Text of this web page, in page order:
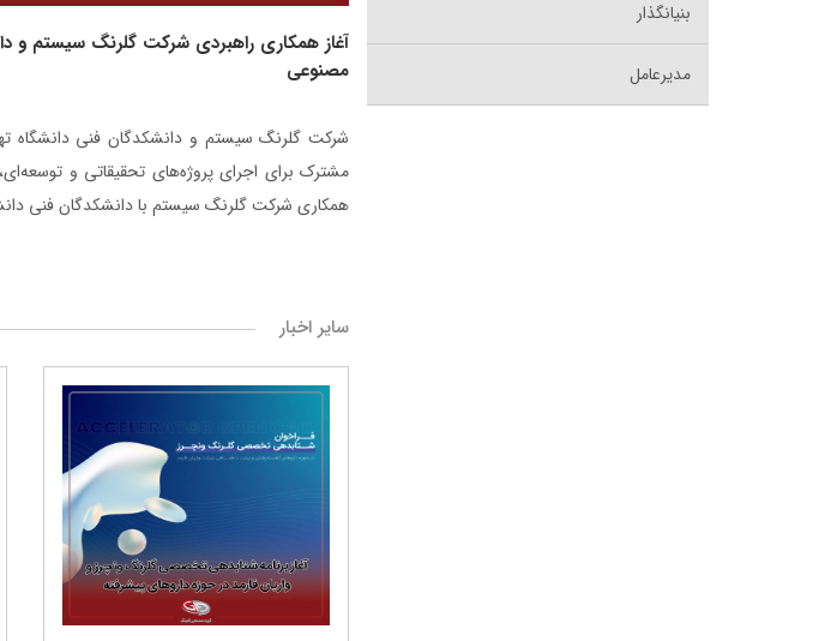
بنیانگذار
مدیرعامل
آغاز همکاری راهبردی شرکت گلرنگ‌ سیستم و
مصنوعی
شرکت گلرنگ ‌سیستم و دانشکدگان فنی دانشگاه
مشترک برای اجرای پروژه‌های تحقیقاتی و
همکاری شرکت گلرنگ سیستم با دانشکدگان فنی
سایر اخبار